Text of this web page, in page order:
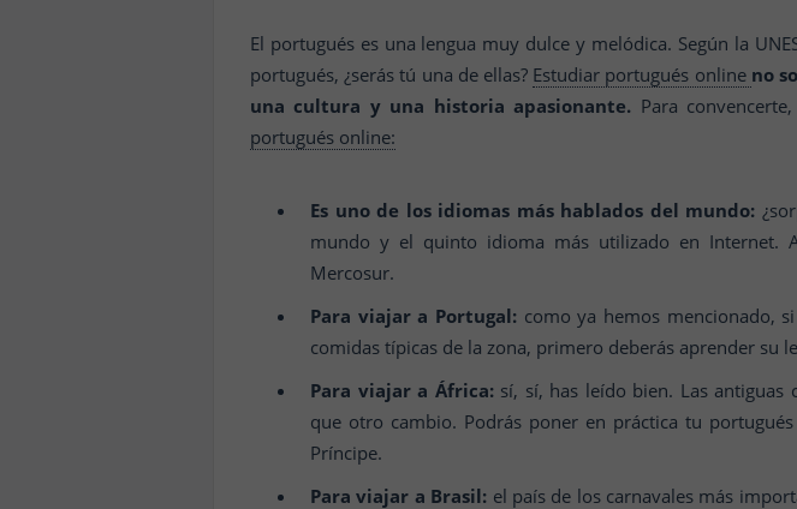
El portugués es una lengua muy dulce y melódica. Según la
portugués, ¿serás tú una de ellas? Estudiar portugués online no
una cultura y una historia apasionante. Para
portugués online:
Es uno de los idiomas más hablados del mundo:
mundo y el quinto idioma más utilizado en Internet.
Mercosur.
Para viajar a Portugal: como ya hemos mencionado,
comidas típicas de la zona, primero deberás aprender su
Para viajar a África:sí, sí, has leído bien. Las antiguas
que otro cambio. Podrás poner en práctica tu
Príncipe.
Para viajar a Brasil: el país de los carnavales más